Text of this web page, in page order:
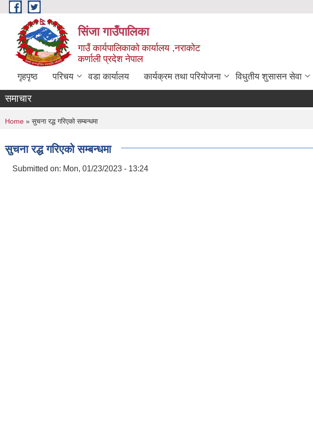
Skip to main content
सिंजा गाउँपालिका
गाउँ कार्यपालिकाको कार्यालय ,नराकोट
कर्णाली प्रदेश नेपाल
गृहपृष्ठ परिचय वडा कार्यालय कार्यक्रम तथा परियोजना विधुतीय शुसासन सेवा
समाचार
You are here
Home » सुचना रद्ध गरिएको सम्बन्धमा
सुचना रद्ध गरिएको सम्बन्धमा
Submitted on: Mon, 01/23/2023 - 13:24